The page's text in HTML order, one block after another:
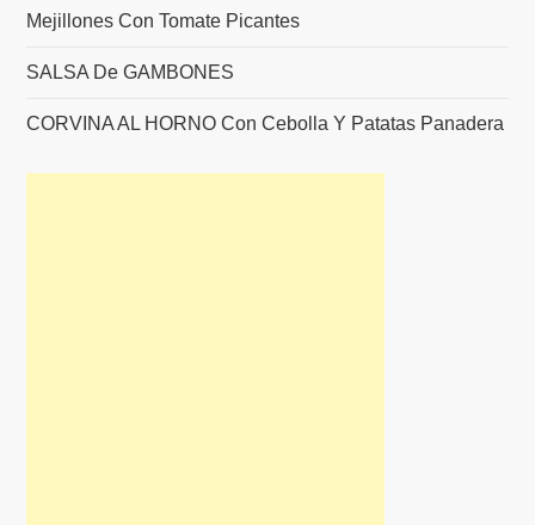
Mejillones Con Tomate Picantes
SALSA De GAMBONES
CORVINA AL HORNO Con Cebolla Y Patatas Panadera